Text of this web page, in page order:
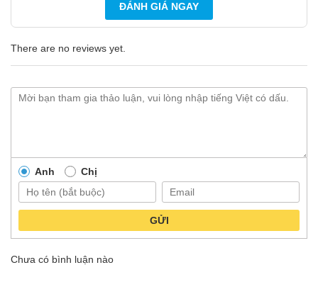
ĐÁNH GIÁ NGAY
There are no reviews yet.
Anh Chị
GỬI
Chưa có bình luận nào